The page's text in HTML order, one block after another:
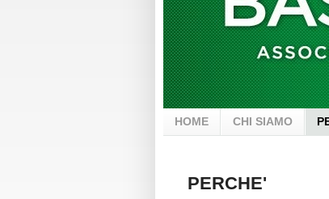
HOME CHI SIAMO
PERCHE'